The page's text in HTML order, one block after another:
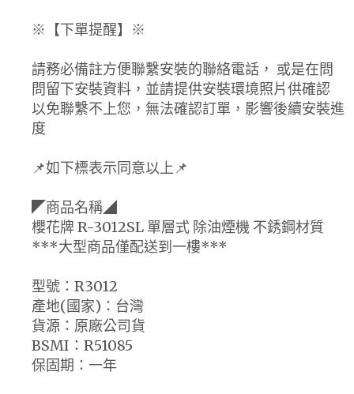
※【下單提醒】※
請務必備註方便聯繫安裝的聯絡電話， 或是在問
問留下安裝資料，並請提供安裝環境照片供確認
以免聯繫不上您，無法確認訂單，影響後續安裝進
度
📌如下標表示同意以上📌
◤商品名稱◢
櫻花牌 R-3012SL 單層式 除油煙機 不銹鋼材質
***大型商品僅配送到一樓***
型號：R3012
產地(國家)：台灣
貨源：原廠公司貨
BSMI：R51085
保固期：一年